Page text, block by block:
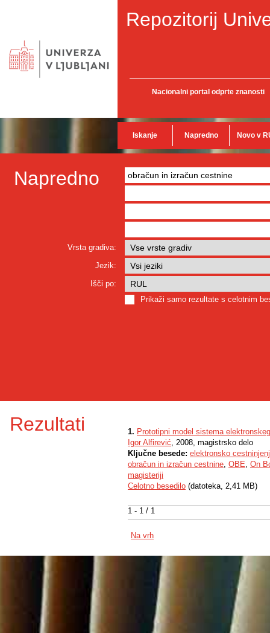
Repozitorij
Nacionalni portal odprte znanosti
Iskanje Napredno Novo v
Napredno
Vrsta gradiva:
Jezik:
Išči po:
Prikaži samo rezultate s celotnim
Rezultati
1 - 1 / 1
1. Prototipni model sistema
Igor Alfirević, 2008, magistrsko delo
Ključne besede: elektronsko
obračun in izračun cestnine, OBE, On
magisteriji
Celotno besedilo (datoteka, 2,41 MB)
Na vrh